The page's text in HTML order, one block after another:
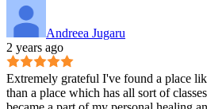
Andreea Jugaru
2 years ago
Extremely grateful I've found a place
than a place which has all sort of